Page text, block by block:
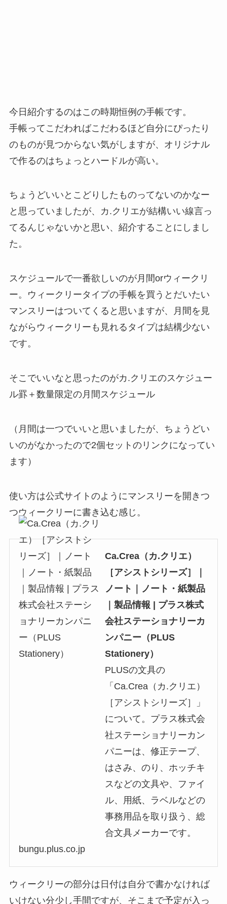
今日紹介するのはこの時期恒例の手帳です。
手帳ってこだわればこだわるほど自分にぴったり
のものが見つからない気がしますが、オリジナル
で作るのはちょっとハードルが高い。
ちょうどいいとこどりしたものってないのかなー
と思っていましたが、カ.クリエが結構いい線言っ
てるんじゃないかと思い、紹介することにしまし
た。
スケジュールで一番欲しいのが月間orウィークリ
ー。ウィークリータイプの手帳を買うとだいたい
マンスリーはついてくると思いますが、月間を見
ながらウィークリーも見れるタイプは結構少ない
です。
そこでいいなと思ったのがカ.クリエのスケジュー
ル罫＋数量限定の月間スケジュール
（月間は一つでいいと思いましたが、ちょうどい
いのがなかったので2個セットのリンクになってい
ます）
使い方は公式サイトのようにマンスリーを開きつ
つウィークリーに書き込む感じ。
Ca.Crea（カ.クリエ）
［アシストシリーズ］｜
ノート｜ノート・紙製品
｜製品情報 | プラス株式
会社ステーショナリーカ
ンパニー（PLUS
Stationery）
PLUSの文具の
「Ca.Crea（カ.クリエ）
［アシストシリーズ］」
について。プラス株式会
社ステーショナリーカン
パニーは、修正テープ、
はさみ、のり、ホッチキ
スなどの文具や、ファイ
ル、用紙、ラベルなどの
事務用品を取り扱う、総
合文具メーカーです。
bungu.plus.co.jp
ウィークリーの部分は日付は自分で書かなければ
いけない分少し手間ですが、そこまで予定が入っ